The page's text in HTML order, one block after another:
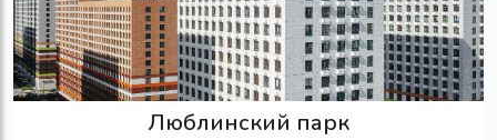
Люблинский парк